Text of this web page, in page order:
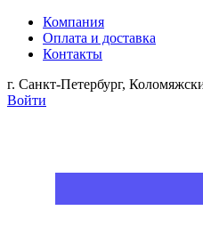
Компания
Оплата и доставка
Контакты
г. Санкт-Петербург,
Войти